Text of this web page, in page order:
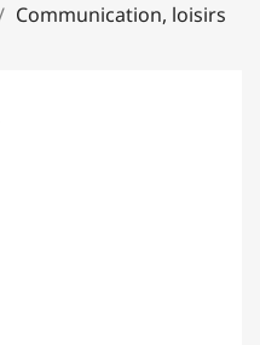
Communication, loisirs